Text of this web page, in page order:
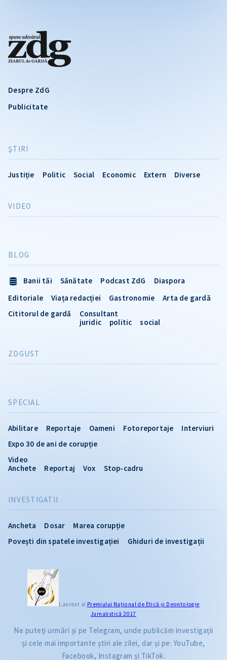
Despre ZdG
Publicitate
ŞTIRI
Justiție Politic Social Economic Extern Diverse
INVESTIGATII
Ancheta Dosar
Marea corupție
Povești din spatele investigației
Ghiduri de investigații
VIDEO
SPECIAL
Abilitare Reportaje Oameni Fotoreportaje
Interviuri
Expo 30 de ani de corupție
Video
Anchete
Reportaj Vox Stop-cadru
BLOG
Banii tăi Sănătate Podcast ZdG
Diaspora
Editoriale
Viața redacției Gastronomie
Arta de gardă
Cititorul de gardă
Consultant
juridic
politic social
ZDGUST
Laureat al Premiului Naţional de Etică și Deontologie
Jurnalistică 2017
Ne puteți urmări și pe Telegram, unde publicăm investigații
și cele mai importante știri ale zilei, dar și pe: YouTube,
Facebook, Instagram și TikTok.